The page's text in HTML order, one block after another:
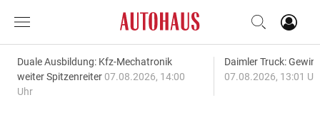
Duale Ausbildung: Kfz-Mechatronik
weiter Spitzenreiter 07.08.2026, 14:00
Uhr
Daimler Truck:
07.08.2026, 13:01